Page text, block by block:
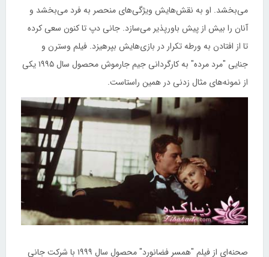
می‌بخشد. او به نقش‌هایش ویژگی‌های منحصر به فرد می‌بخشد و
آنان را بیش از پیش باورپذیر می‌‌سازد. جانی دپ تا کنون سعی کرده
تا از افتادن به ورطه تکرار در بازی‌‌هایش بپرهیزد. فیلم وسترن و
جنایی "مرد مرده" به کارگردانی جیم جارموش محصول سال ۱۹۹۵ یکی
از نمونه‌های مثال زدنی در همین راستاست.
صحنه‌ای از فیلم "همسر فضانورد" محصول سال ۱۹۹۹ با شرکت جانی